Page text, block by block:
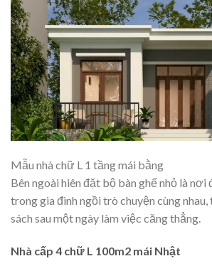
Mẫu nhà chữ L 1 tầng mái bằng
Bên ngoài hiên đặt bộ bàn ghế nhỏ là nơi
trong gia đình ngồi trò chuyện cùng
sách sau một ngày làm việc căng thẳng.
Nhà cấp 4 chữ L 100m2 mái Nhật